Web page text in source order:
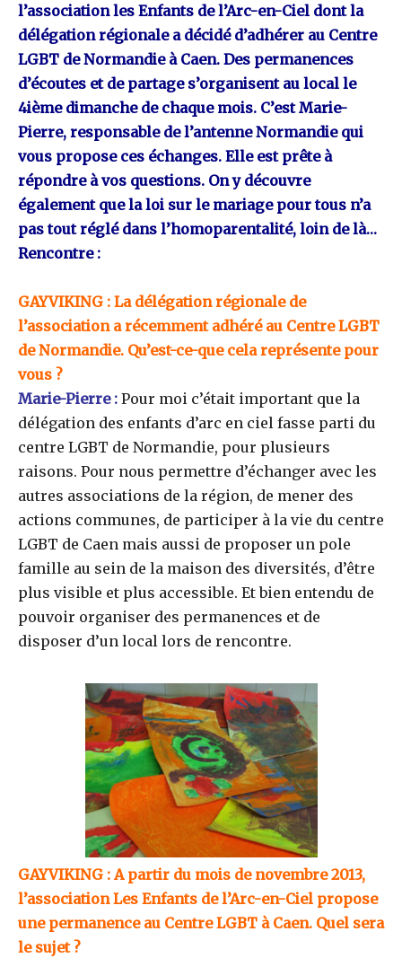
l’association les Enfants de l’Arc-en-Ciel dont la
délégation régionale a décidé d’adhérer au Centre
LGBT de Normandie à Caen. Des permanences
d’écoutes et de partage s’organisent au local le
4ième dimanche de chaque mois. C’est Marie-
Pierre, responsable de l’antenne Normandie qui
vous propose ces échanges. Elle est prête à
répondre à vos questions. On y découvre
également que la loi sur le mariage pour tous n’a
pas tout réglé dans l’homoparentalité, loin de là…
Rencontre :
GAYVIKING : La délégation régionale de
l’association a récemment adhéré au Centre LGBT
de Normandie. Qu’est-ce-que cela représente pour
vous ?
Marie-Pierre : Pour moi c’était important que la
délégation des enfants d’arc en ciel fasse parti du
centre LGBT de Normandie, pour plusieurs
raisons. Pour nous permettre d’échanger avec les
autres associations de la région, de mener des
actions communes, de participer à la vie du centre
LGBT de Caen mais aussi de proposer un pole
famille au sein de la maison des diversités, d’être
plus visible et plus accessible. Et bien entendu de
pouvoir organiser des permanences et de
disposer d’un local lors de rencontre.
GAYVIKING : A partir du mois de novembre 2013,
l’association Les Enfants de l’Arc-en-Ciel propose
une permanence au Centre LGBT à Caen. Quel sera
le sujet ?